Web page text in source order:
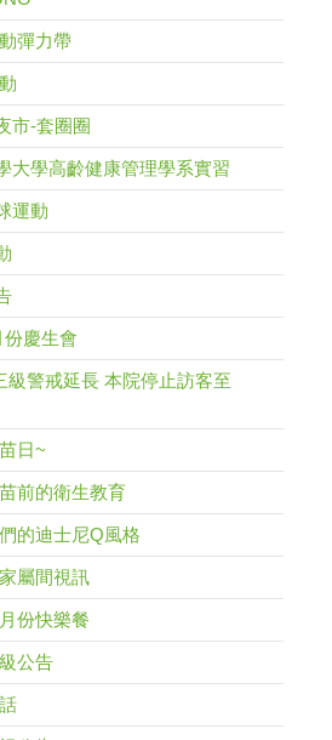
彈力帶
市-套圈圈
大學高齡健康管理學系實習
運動
份慶生會
級警戒延長 本院停止訪客至
日~
前的衛生教育
的迪士尼Q風格
屬間視訊
份快樂餐
公告